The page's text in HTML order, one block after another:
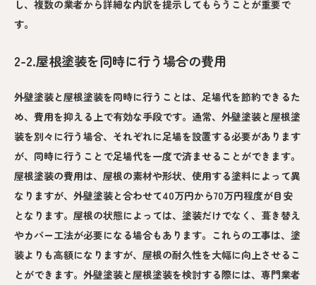
し、複数の業者から詳細な内訳を提示してもらうことが重要で
す。
2-2.屋根塗装を同時に行う場合の費用
外壁塗装と屋根塗装を同時に行うことは、足場代を節約できるた
め、費用を抑える上で有効な手段です。通常、外壁塗装と屋根塗
装を別々に行う場合、それぞれに足場を設置する必要があります
が、同時に行うことで足場代を一度で済ませることができます。
屋根塗装の費用は、屋根の素材や形状、使用する塗料によって異
なりますが、外壁塗装と合わせて40万円から70万円程度が目安
となります。屋根の状態によっては、塗装だけでなく、葺き替え
やカバー工法が必要になる場合もあります。これらの工事は、塗
装よりも高額になりますが、屋根の耐久性を大幅に向上させるこ
とができます。外壁塗装と屋根塗装を検討する際には、専門業者